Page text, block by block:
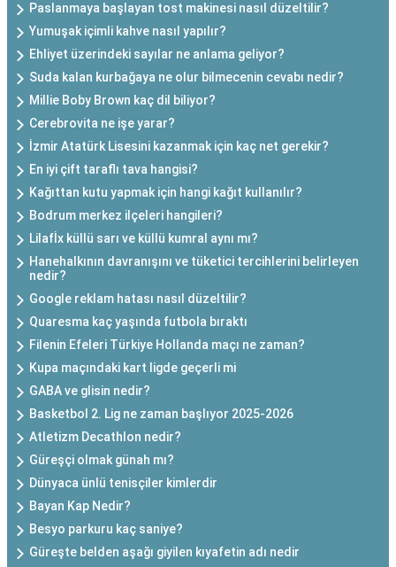
Paslanmaya başlayan tost makinesi nasıl düzeltilir?
Yumuşak içimli kahve nasıl yapılır?
Ehliyet üzerindeki sayılar ne anlama geliyor?
Suda kalan kurbağaya ne olur bilmecenin cevabı nedir?
Millie Boby Brown kaç dil biliyor?
Cerebrovita ne işe yarar?
İzmir Atatürk Lisesini kazanmak için kaç net gerekir?
En iyi çift taraflı tava hangisi?
Kağıttan kutu yapmak için hangi kağıt kullanılır?
Bodrum merkez ilçeleri hangileri?
Lilafİx küllü sarı ve küllü kumral aynı mı?
Hanehalkının davranışını ve tüketici tercihlerini belirleyen
nedir?
Google reklam hatası nasıl düzeltilir?
Quaresma kaç yaşında futbola bıraktı
Filenin Efeleri Türkiye Hollanda maçı ne zaman?
Kupa maçındaki kart ligde geçerli mi
GABA ve glisin nedir?
Basketbol 2. Lig ne zaman başlıyor 2025-2026
Atletizm Decathlon nedir?
Güreşçi olmak günah mı?
Dünyaca ünlü tenisçiler kimlerdir
Bayan Kap Nedir?
Besyo parkuru kaç saniye?
Güreşte belden aşağı giyilen kıyafetin adı nedir